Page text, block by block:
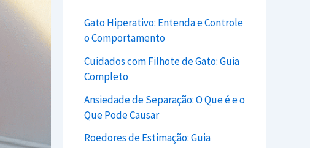
Gato Hiperativo: Entenda e Controle
o Comportamento
Cuidados com Filhote de Gato: Guia
Completo
Ansiedade de Separação: O Que é e o
Que Pode Causar
Roedores de Estimação: Guia